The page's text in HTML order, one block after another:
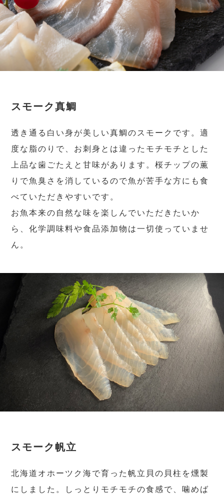
スモーク真鯛
透き通る白い身が美しい真鯛のスモークです。適
度な脂のりで、お刺身とは違ったモチモチとした
上品な歯ごたえと甘味があります。桜チップの薫
りで魚臭さを消しているので魚が苦手な方にも食
べていただきやすいです。
お魚本来の自然な味を楽しんでいただきたいか
ら、化学調味料や食品添加物は一切使っていませ
ん。
スモーク帆立
北海道オホーツク海で育った帆立貝の貝柱を燻製
にしました。しっとりモチモチの食感で、噛めば